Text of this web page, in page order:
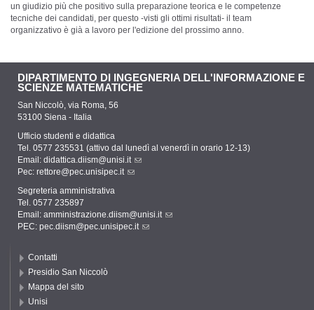
un giudizio più che positivo sulla preparazione teorica e le competenze
tecniche dei candidati, per questo -visti gli ottimi risultati- il team
organizzativo è già a lavoro per l'edizione del prossimo anno.
DIPARTIMENTO DI INGEGNERIA DELL'INFORMAZIONE E
SCIENZE MATEMATICHE
San Niccolò, via Roma, 56
53100 Siena - Italia
Ufficio studenti e didattica
Tel. 0577 235531 (attivo dal lunedì al venerdì in orario 12-13)
Email: didattica.diism@unisi.it
Pec: rettore@pec.unisipec.it
Segreteria amministrativa
Tel. 0577 235897
Email: amministrazione.diism@unisi.it
PEC: pec.diism@pec.unisipec.it
Contatti
Presidio San Niccolò
Mappa del sito
Unisi